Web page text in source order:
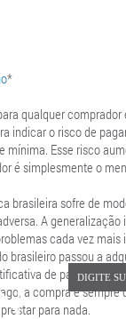
*
qualquer comprador
indicar o risco de
mínima. Esse risco
é simplesmente o
brasileira sofre de
A
cada vez mais
brasileiro passou a
de pagar um
a compra é sempre
para nada.